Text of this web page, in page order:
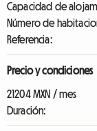
Capacidad de
Número de
Referencia:
Precio y condiciones
21204 MXN / mes
Duración: